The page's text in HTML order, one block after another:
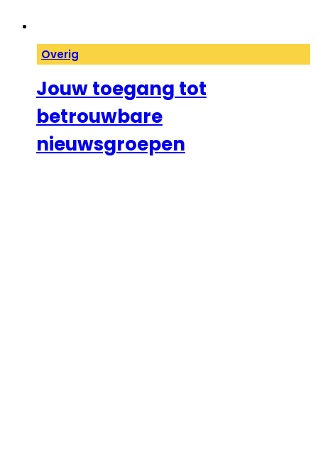
Overig
Jouw toegang tot
betrouwbare
nieuwsgroepen